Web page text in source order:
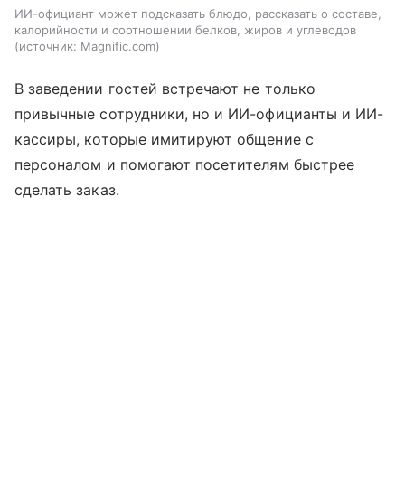
ИИ-официант может подсказать блюдо, рассказать о составе,
калорийности и соотношении белков, жиров и углеводов
источник: Magnific.com
В заведении гостей встречают не только
привычные сотрудники, но и ИИ-официанты и ИИ-
кассиры, которые имитируют общение с
персоналом и помогают посетителям быстрее
сделать заказ.